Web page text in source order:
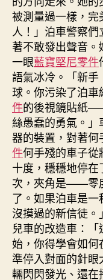
被測量過一樣，
人！」泊車警察
著不敢發出聲音
一眼藍寶堅尼零件
語氣冰冷。「新
球。你污染了泊
件的後視鏡貼紙
絲愚蠢的勇氣。
器的裝置，對著何
件何手殘的車子從
十度，穩穩地停
次，夾角是——零
了。如果泊車是
沒摸過的新信徒
兒車的改造車：
始，你得學會如
準停入對面的針
輛閃閃發光、還